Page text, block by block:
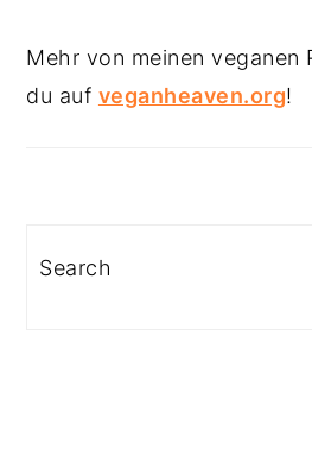
Mehr von meinen veganen
du auf veganheaven.org!
Search